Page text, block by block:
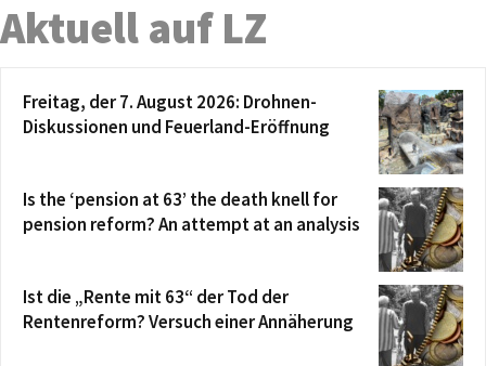
Aktuell auf LZ
Freitag, der 7. August 2026: Drohnen-
Diskussionen und Feuerland-Eröffnung
Is the ‘pension at 63’ the death knell for
pension reform? An attempt at an analysis
Ist die „Rente mit 63“ der Tod der
Rentenreform? Versuch einer Annäherung